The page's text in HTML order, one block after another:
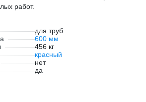
работ.
для труб
600 мм
456 кг
красный
нет
да